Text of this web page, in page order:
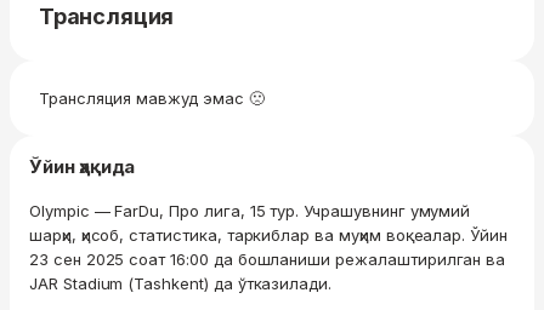
Трансляция
Трансляция мавжуд эмас 🙁
Ўйин ҳақида
Olympic — FarDu, Про лига, 15 тур. Учрашувнинг умумий
шарҳи, ҳисоб, статистика, таркиблар ва муҳим воқеалар. Ўйин
23 сен 2025 соат 16:00 да бошланиши режалаштирилган ва
JAR Stadium (Tashkent) да ўтказилади.